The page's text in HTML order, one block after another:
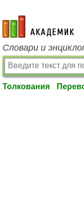
academic.ru
Словари и
Толкования